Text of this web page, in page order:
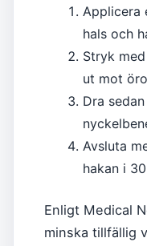
Applicera
hals och
Stryk
ut mot
Dra
Avsluta
hakan i
Enligt Medical
minska tillfällig